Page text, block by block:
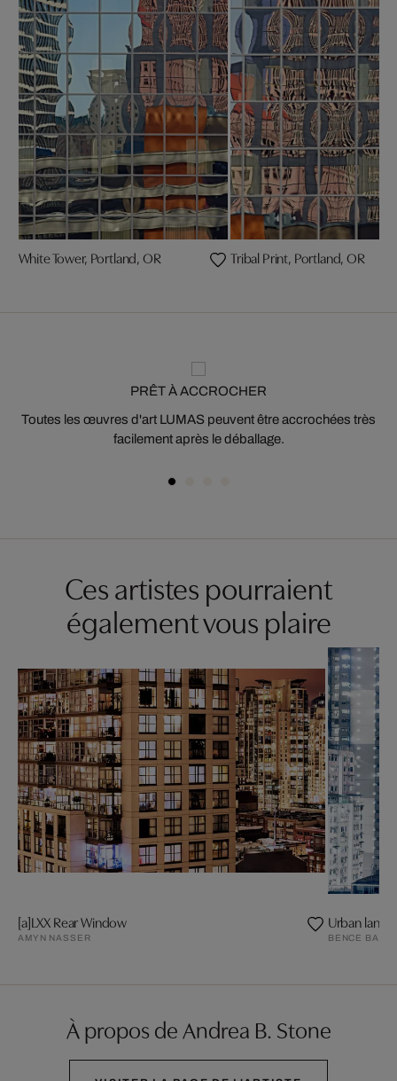
White Tower, Portland, OR Tribal Print, Portland, OR
PRÊT À ACCROCHER
Toutes les œuvres d'art LUMAS peuvent être accrochées très
facilement après le déballage.
Ces artistes pourraient
également vous plaire
[a]LXX Rear Window
AMYN NASSER
Urban
BENCE
À propos de Andrea B. Stone